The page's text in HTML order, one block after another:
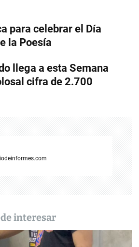
para celebrar el Día
la Poesía
llega a esta Semana
cifra de 2.700
interesar